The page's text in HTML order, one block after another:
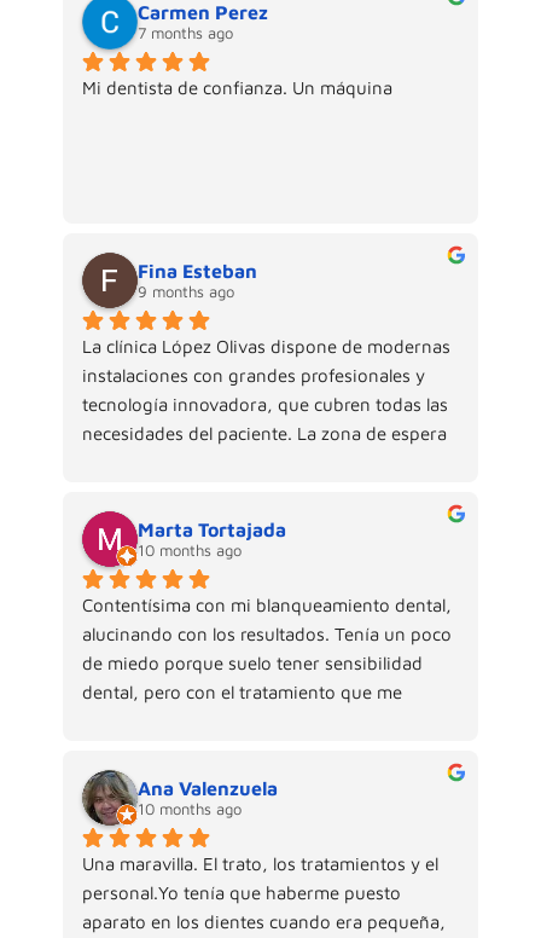
Carmen Perez
7 months ago
Mi dentista de confianza. Un máquina
Fina Esteban
9 months ago
La clínica López Olivas dispone de modernas
instalaciones con grandes profesionales y
tecnología innovadora, que cubren todas las
necesidades del paciente. La zona de espera
clínica, quedo satisfecha y siempre con una
sonrisa. En definitiva, es un equipo
inigualable.Gracias a todos y cada uno de
vosotros.
Marta Tortajada
10 months ago
Contentísima con mi blanqueamiento dental,
alucinando con los resultados. Tenía un poco
de miedo porque suelo tener sensibilidad
dental, pero con el tratamiento que me
con lujo de detalles. Si queréis recuperar la
blancura de los dientes, no dudéis en
informaros. Recomendado 100%
Ana Valenzuela
10 months ago
Una maravilla. El trato, los tratamientos y el
personal.Yo tenía que haberme puesto
aparato en los dientes cuando era pequeña,